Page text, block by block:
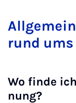
rund
Wo fin­de
nung?